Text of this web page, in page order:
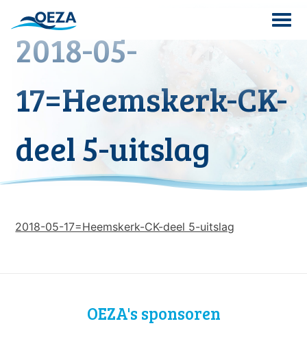
content
Search
2018-05-
17=Heemskerk-CK-
deel 5-uitslag
2018-05-17=Heemskerk-CK-deel 5-uitslag
OEZA's sponsoren